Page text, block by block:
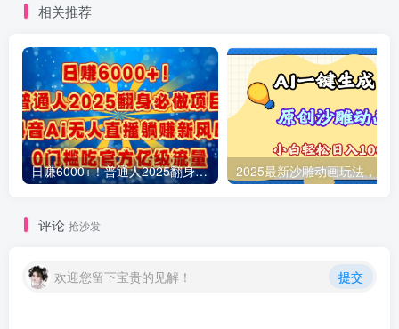
相关推荐
日赚6000+！普通人2025翻身必做项目，抖音Ai无人直播躺赚新风口，0门槛吃官方亿级流量
评论 抢沙发
欢迎您留下宝贵的见解！ 提交